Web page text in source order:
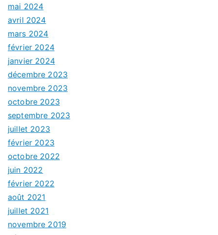
mai 2024
avril 2024
mars 2024
février 2024
janvier 2024
décembre 2023
novembre 2023
octobre 2023
septembre 2023
juillet 2023
février 2023
octobre 2022
juin 2022
février 2022
août 2021
juillet 2021
novembre 2019